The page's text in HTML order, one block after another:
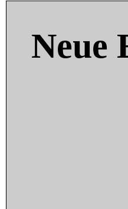
Neue